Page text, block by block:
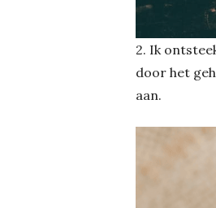
2. Ik
door het
aan.